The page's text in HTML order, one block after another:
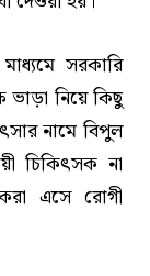
সরকারি
নিয়ে কিছু
নামে বিপুল
চিকিৎসক না
এসে রোগী